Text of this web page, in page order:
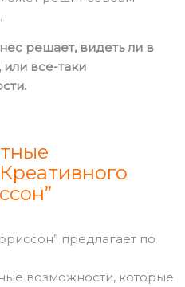
решает, видеть ли в
или все-таки
предлагает по
возможности, которые